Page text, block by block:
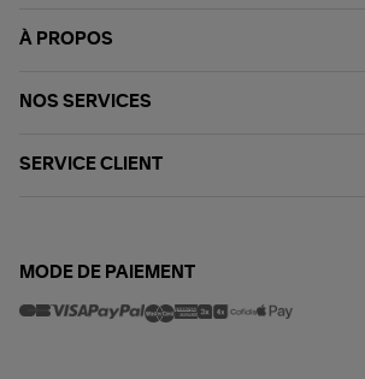
À PROPOS
NOS SERVICES
SERVICE CLIENT
MODE DE PAIEMENT